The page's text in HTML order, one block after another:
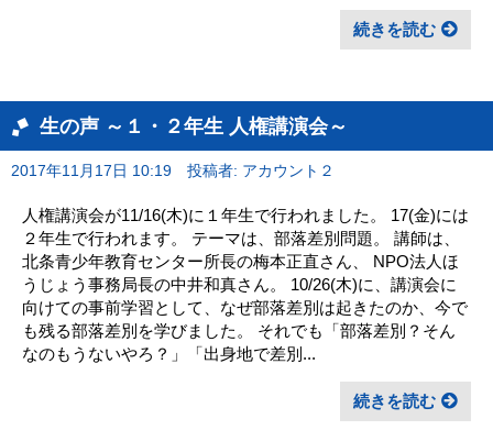
続きを読む
生の声 ～１・２年生 人権講演会～
2017年11月17日 10:19 投稿者: アカウント２
人権講演会が11/16(木)に１年生で行われました。 17(金)には
２年生で行われます。 テーマは、部落差別問題。 講師は、
北条青少年教育センター所長の梅本正直さん、 NPO法人ほ
うじょう事務局長の中井和真さん。 10/26(木)に、講演会に
向けての事前学習として、なぜ部落差別は起きたのか、今で
も残る部落差別を学びました。 それでも「部落差別？そん
なのもうないやろ？」「出身地で差別...
続きを読む